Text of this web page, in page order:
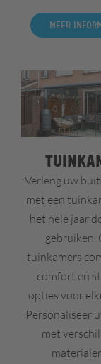
Meer
Verleng uw
met een
het hele jaar
gebruiken.
tuinkamers
comfort en
opties voor
Personaliseer
met